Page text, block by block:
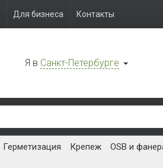
Для бизнеса Контакты
Я в Санкт-Петербурге
Герметизация Крепеж OSB и